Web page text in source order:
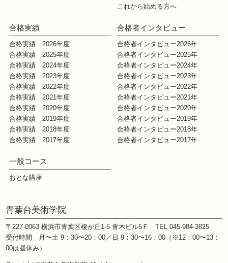
これから始める方へ
合格実績
合格実績 2026年度
合格実績 2025年度
合格実績 2024年度
合格実績 2023年度
合格実績 2022年度
合格実績 2021年度
合格実績 2020年度
合格実績 2019年度
合格実績 2018年度
合格実績 2017年度
合格者インタビュー
合格者インタビュー2026年
合格者インタビュー2025年
合格者インタビュー2024年
合格者インタビュー2023年
合格者インタビュー2022年
合格者インタビュー2021年
合格者インタビュー2020年
合格者インタビュー2019年
合格者インタビュー2018年
合格者インタビュー2017年
一般コース
おとな講座
青葉台美術学院
〒227-0063横浜市青葉区榎が丘1-5 青木ビル5ＦTEL 045-984-3825
受付時間 月〜土 9：30〜20：00／日 9：30〜16：00 （※12：00〜13：
00は昼休み）